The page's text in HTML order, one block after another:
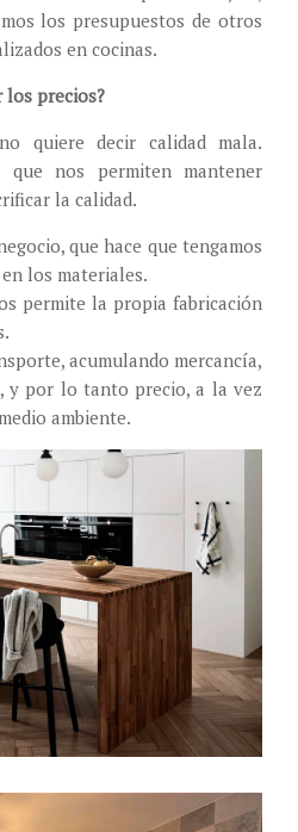
los presupuestos de otros
en cocinas.
los precios?
quiere decir calidad mala.
que nos permiten mantener
la calidad.
que hace que tengamos
los materiales.
permite la propia fabricación
acumulando mercancía,
y por lo tanto precio, a la vez
ambiente.